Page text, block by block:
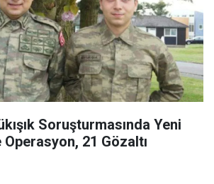
Soruşturmasında Yeni
21 Gözaltı